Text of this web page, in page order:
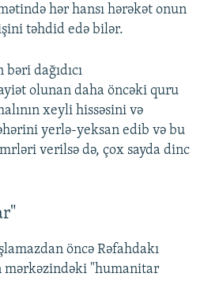
hər hansı hərəkət onun
təhdid edə bilər.
dağıdıcı
olunan daha öncəki quru
xeyli hissəsini və
yerlə-yeksan edib və bu
verilsə də, çox sayda dinc
öncə Rəfahdakı
mərkəzindəki "humanitar